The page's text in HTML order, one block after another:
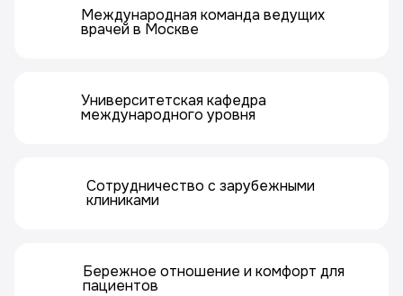
Международная команда ведущих
врачей в Москве
Университетская кафедра
международного уровня
Сотрудничество с зарубежными
клиниками
Бережное отношение и комфорт для
пациентов